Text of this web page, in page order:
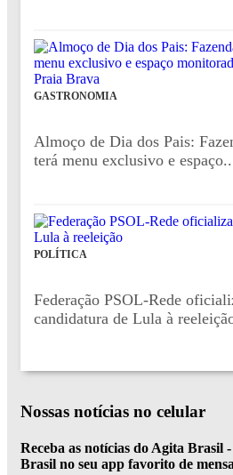
GASTRONOMIA
Almoço de Dia dos Pais:
terá menu exclusivo e
POLÍTICA
Federação PSOL-Rede
candidatura de Lula à
Nossas notícias no celular
Receba as notícias do Agita Brasil
Brasil no seu app favorito de